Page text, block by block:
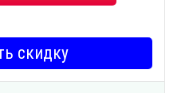
скидку